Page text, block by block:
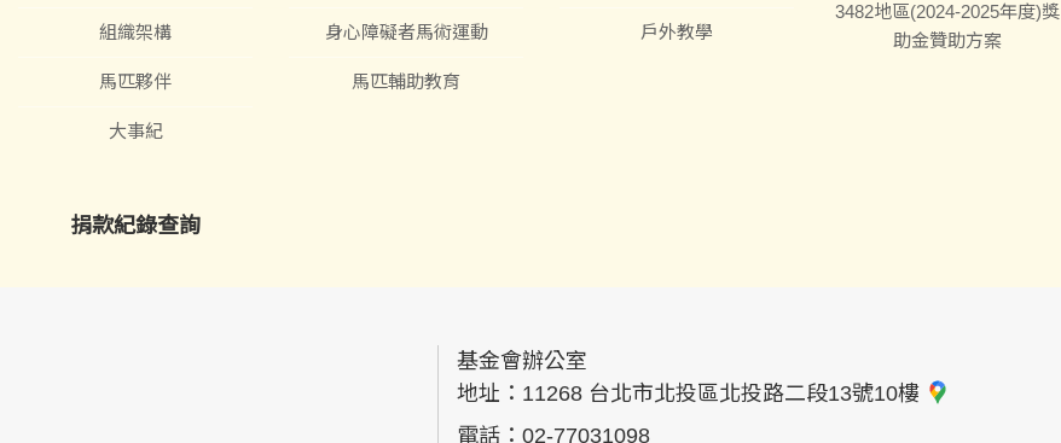
組織架構
馬匹夥伴
大事紀
身心障礙者馬術運動
馬匹輔助教育
戶外教學
3482地區(2024-2025年度)獎
助金贊助方案
捐款紀錄查詢
基金會辦公室
地址： 11268 台北市北投區北投路二段13號10樓
電話： 02-77031098